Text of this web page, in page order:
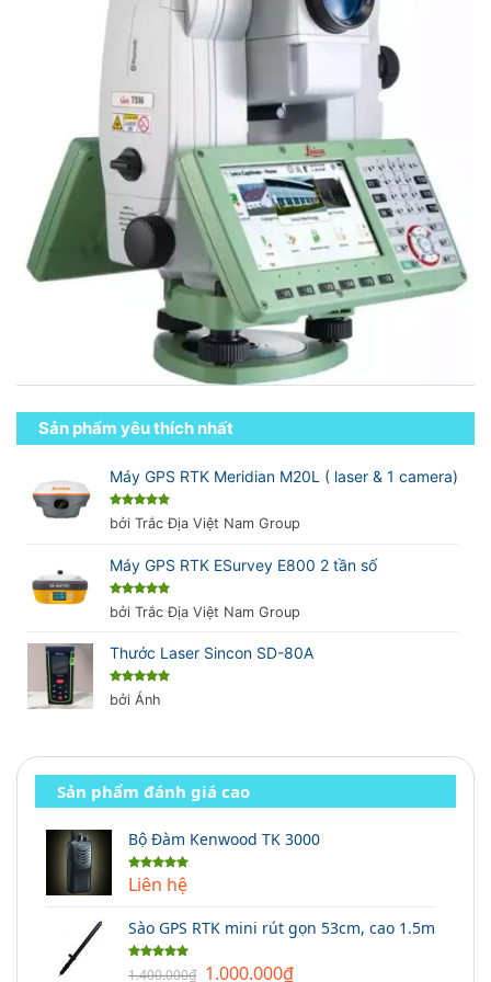
Sản phẩm yêu thích nhất
Máy GPS RTK Meridian M20L ( laser & 1 camera)
Được xếp
hạng 5 5
bởi Trắc Địa Việt Nam Group
Máy GPS RTK ESurvey E800 2 tần số
Được xếp
hạng 5 5
bởi Trắc Địa Việt Nam Group
Thước Laser Sincon SD-80A
Được xếp
hạng5 5
bởi Ánh
Sản phẩm đánh giá cao
Bộ Đàm Kenwood TK 3000
Được xếp
hạng5.00
Liên hệ
Sào GPS RTK mini rút gọn 53cm, cao 1.5m
Được xếp
1.400.000₫ Giá
1.000.000₫Giá